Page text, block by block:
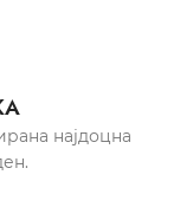
најдоцна